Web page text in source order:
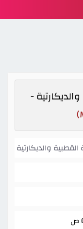
-
والديكارتية